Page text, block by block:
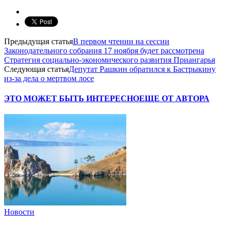
Предыдущая статьяВ первом чтении на сессии
Законодательного собрания 17 ноября будет рассмотрена
Стратегия социально-экономического развития Приангарья
Следующая статьяДепутат Рашкин обратился к Бастрыкину
из-за дела о мертвом лосе
ЭТО МОЖЕТ БЫТЬ ИНТЕРЕСНОЕЩЕ ОТ АВТОРА
Новости